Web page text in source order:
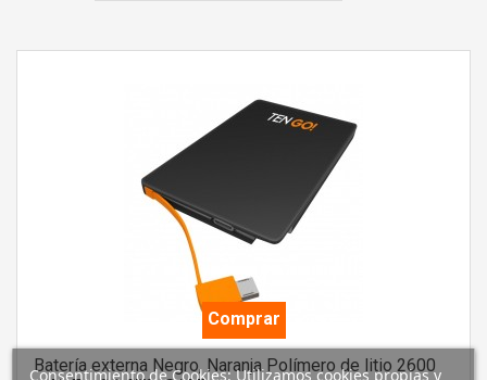
Comprar
Batería externa Negro, Naranja Polímero de litio 2600
Consentimiento de Cookies: Utilizamos cookies propias y